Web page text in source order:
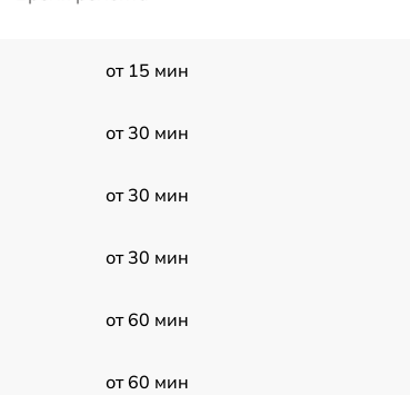
от 15 мин
от 30 мин
от 30 мин
от 30 мин
от 60 мин
от 60 мин